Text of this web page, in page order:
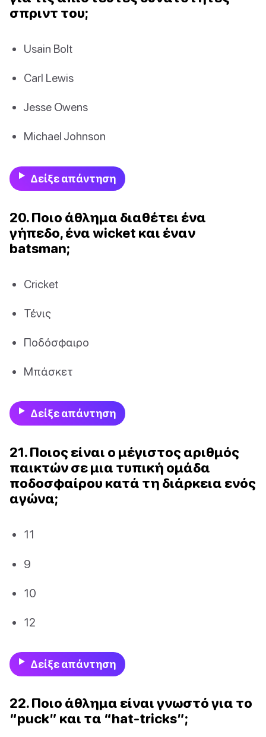
σπριντ του;
Usain Bolt
Carl Lewis
Jesse Owens
Michael Johnson
Δείξε απάντηση
20. Ποιο άθλημα διαθέτει ένα
γήπεδο, ένα wicket και έναν
batsman;
Cricket
Τένις
Ποδόσφαιρο
Μπάσκετ
Δείξε απάντηση
21. Ποιος είναι ο μέγιστος αριθμός
παικτών σε μια τυπική ομάδα
ποδοσφαίρου κατά τη διάρκεια ενός
αγώνα;
11
9
10
12
Δείξε απάντηση
22. Ποιο άθλημα είναι γνωστό για το
“puck” και τα “hat-tricks”;